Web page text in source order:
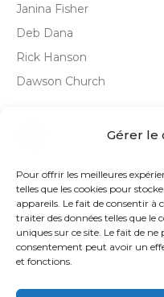
Gérer le
Pour offrir les meilleures
telles que les cookies pour
appareils. Le fait de consentir à
traiter des données telles que
uniques sur ce site. Le fait de
consentement peut avoir un
et fonctions.
Janina Fisher
Deb Dana
Rick Hanson
Dawson Church
confidentialité
Mentions légales
CGV